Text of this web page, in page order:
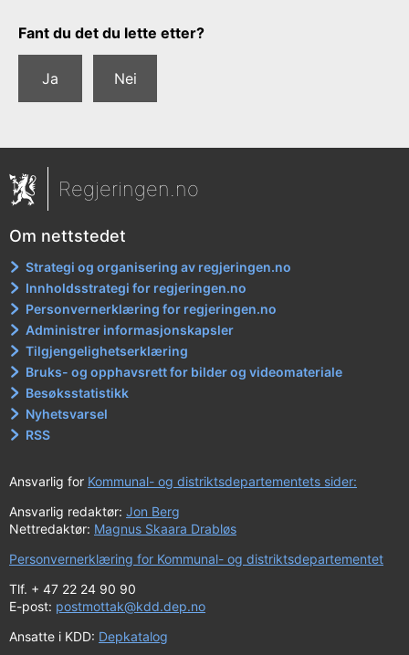
Tilbakemeldingsskjema
Fant du det du lette etter?
Ja Nei
Regjeringen.no
Om nettstedet
Strategi og organisering av regjeringen.no
Innholdsstrategi for regjeringen.no
Personvernerklæring for regjeringen.no
Administrer informasjonskapsler
Tilgjengelighetserklæring
Bruks- og opphavsrett for bilder og videomateriale
Besøksstatistikk
Nyhetsvarsel
RSS
Ansvarlig for Kommunal- og distriktsdepartementets sider:
Ansvarlig redaktør: Jon Berg
Nettredaktør: Magnus Skaara Drabløs
Personvernerklæring for Kommunal- og distriktsdepartementet
Tlf. + 47 22 24 90 90
E-post: postmottak@kdd.dep.no
Ansatte i KDD: Depkatalog